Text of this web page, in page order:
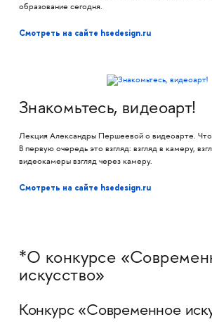
образование сегодня.
Смотреть на сайте hsedesign.ru
Знакомьтесь, видеоарт!
Лекция Александры Першеевой о видеоарте.
В первую очередь это взгляд: взгляд в камеру,
видеокамеры взгляд через камеру.
Смотреть на сайте hsedesign.ru
*О конкурсе
искусство»
Конкурс «Современное